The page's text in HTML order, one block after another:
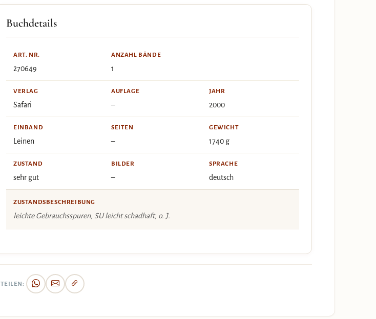
Buchdetails
ART. NR.
270649
ANZAHL BÄNDE
1
VERLAG
Safari
AUFLAGE
–
JAHR
2000
EINBAND
Leinen
SEITEN
–
GEWICHT
1740 g
ZUSTAND
sehr gut
BILDER
–
SPRACHE
deutsch
ZUSTANDSBESCHREIBUNG
leichte Gebrauchsspuren, SU leicht schadhaft, o. J.
TEILEN: